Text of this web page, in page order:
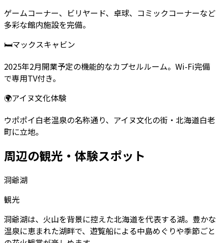
ゲームコーナー、ビリヤード、卓球、コミックコーナーなど
多彩な館内施設を完備。
🛏マックスキャビン
2025年2月開業予定の機能的なカプセルルーム。Wi-Fi完備
で専用TV付き。
🌍アイヌ文化体験
ウポポイ白老温泉の名称通り、アイヌ文化の街・北海道白老
町に立地。
周辺の観光・体験スポット
洞爺湖
観光
洞爺湖は、火山を背景に控えた北海道を代表する湖。豊かな
温泉に恵まれた湖畔で、遊覧船による中島めぐりや季節ごと